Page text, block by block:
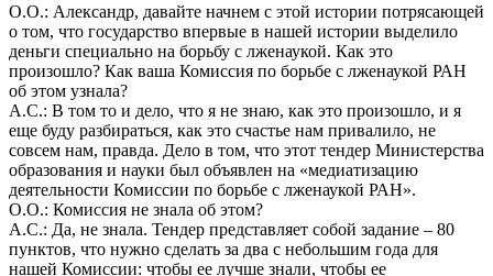
О.О.: Александр, давайте начнем с этой истории потрясающей
о том, что государство впервые в нашей истории выделило
деньги специально на борьбу с лженаукой. Как это
произошло? Как ваша Комиссия по борьбе с лженаукой РАН
об этом узнала?
А.С.: В том то и дело, что я не знаю, как это произошло, и я
еще буду разбираться, как это счастье нам привалило, не
совсем нам, правда. Дело в том, что этот тендер Министерства
образования и науки был объявлен на «медиатизацию
деятельности Комиссии по борьбе с лженаукой РАН».
О.О.: Комиссия не знала об этом?
А.С.: Да, не знала. Тендер представляет собой задание – 80
пунктов, что нужно сделать за два с небольшим года для
нашей Комиссии: чтобы ее лучше знали, чтобы ее